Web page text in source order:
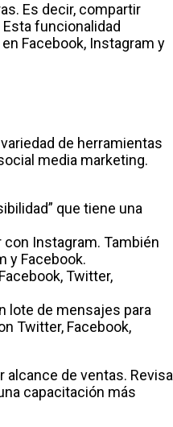
Es decir, compartir
funcionalidad
Facebook, Instagram y
de herramientas
media marketing.
que tiene una
con Instagram. También
y Facebook.
Twitter,
lote de mensajes para
Twitter, Facebook,
alcance de ventas. Revisa
capacitación más